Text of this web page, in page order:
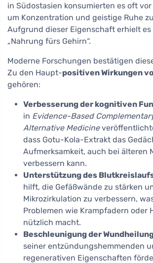
in Südostasien konsumierten es oft
um Konzentration und geistige Ruhe
Aufgrund dieser Eigenschaft erhielt es
„Nahrung fürs Gehirn“.
Moderne Forschungen bestätigen
Zu den Haupt-positiven Wirkungen
gehören:
Verbesserung der kognitiven
in Evidence-Based
Alternative Medicine
dass Gotu-Kola-Extrakt das
Aufmerksamkeit, auch bei älteren
verbessern kann.
Unterstützung des
hilft, die Gefäßwände zu stärken
Mikrozirkulation zu verbessern,
Problemen wie Krampfadern oder
nützlich macht.
Beschleunigung der
seiner entzündungshemmenden
regenerativen Eigenschaften